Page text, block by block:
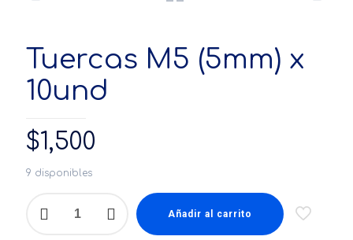
Tuercas M5 (5mm) x
10und
$1,500
9 disponibles
Añadir al carrito